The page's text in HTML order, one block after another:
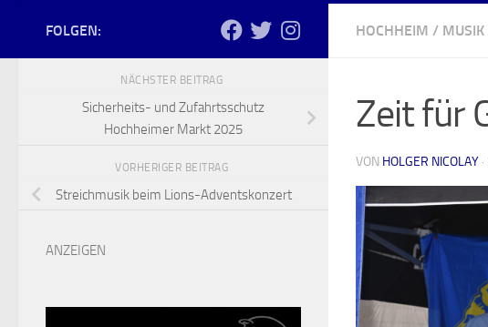
HOCHHEIM / MUSIK
Zeit für
VON HOLGER NICOLAY ·
FOLGEN:
NÄCHSTER BEITRAG
Sicherheits- und Zufahrtsschutz
Hochheimer Markt 2025
VORHERIGER BEITRAG
Streichmusik beim Lions-Adventskonzert
ANZEIGEN